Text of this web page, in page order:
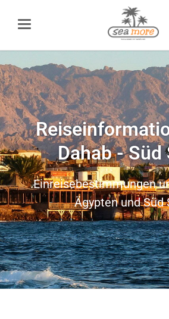
Dahab - Süd
Einreisebestimmungen
Ägypten und Süd